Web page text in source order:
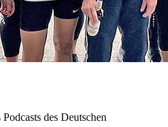
des Deutschen